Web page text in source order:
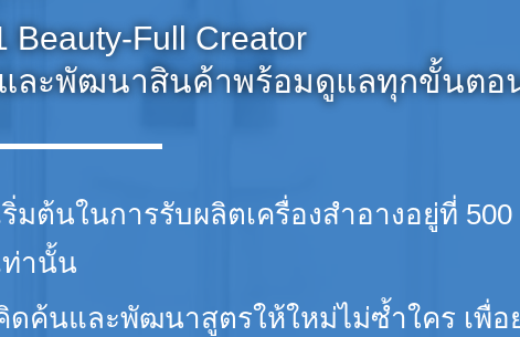
Beauty-Full Creator
ละพัฒนาสินค้าพร้อมดูแลทุกขั้นตอ
ริ่มต้นในการรับผลิตเครื่องสำอางอยู่ที่
ท่านั้น
ดค้นและพัฒนาสูตรให้ใหม่ไม่ซ้ำใคร เพื่อ